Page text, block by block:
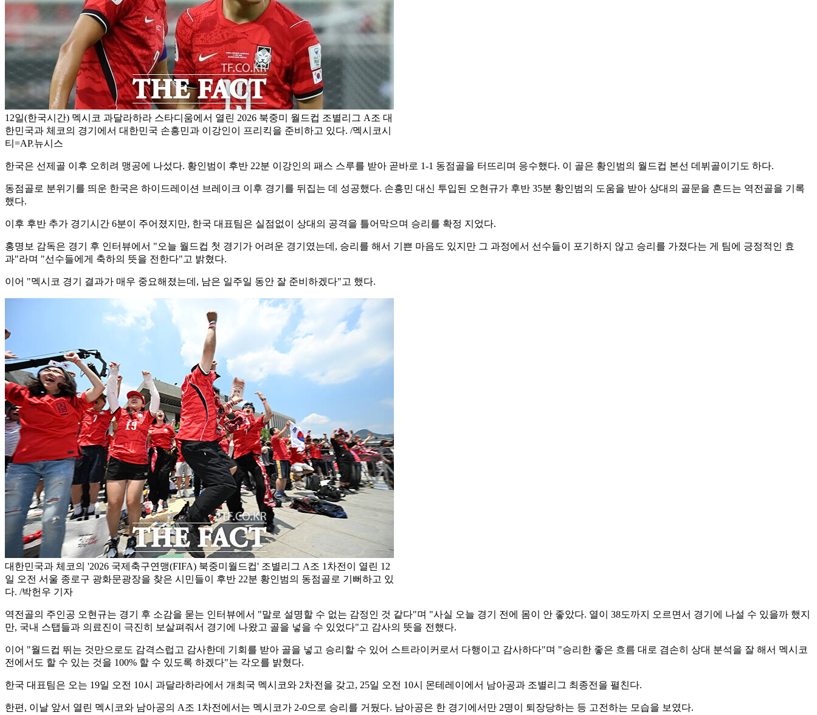
12일(한국시간) 멕시코 과달라하라 스타디움에서 열린 2026 북중미 월드컵 조별리그 A조 대
한민국과 체코의 경기에서 대한민국 손흥민과 이강인이 프리킥을 준비하고 있다. /멕시코시
티=AP.뉴시스
한국은 선제골 이후 오히려 맹공에 나섰다. 황인범이 후반 22분 이강인의 패스 스루를 받아 곧바로 1-1 동점골을 터뜨리며 응수했다. 이 골은 황인범의 월드컵 본선 데뷔골이기도 하다.
동점골로 분위기를 띄운 한국은 하이드레이션 브레이크 이후 경기를 뒤집는 데 성공했다. 손흥민 대신 투입된 오현규가 후반 35분 황인범의 도움을 받아 상대의 골문을 흔드는 역전골을 기록
했다.
이후 후반 추가 경기시간 6분이 주어졌지만, 한국 대표팀은 실점없이 상대의 공격을 틀어막으며 승리를 확정 지었다.
홍명보 감독은 경기 후 인터뷰에서 "오늘 월드컵 첫 경기가 어려운 경기였는데, 승리를 해서 기쁜 마음도 있지만 그 과정에서 선수들이 포기하지 않고 승리를 가졌다는 게 팀에 긍정적인 효
과"라며 "선수들에게 축하의 뜻을 전한다"고 밝혔다.
이어 "멕시코 경기 결과가 매우 중요해졌는데, 남은 일주일 동안 잘 준비하겠다"고 했다.
대한민국과 체코의 '2026 국제축구연맹(FIFA) 북중미월드컵' 조별리그 A조 1차전이 열린 12
일 오전 서울 종로구 광화문광장을 찾은 시민들이 후반 22분 황인범의 동점골로 기뻐하고 있
다. /박헌우 기자
역전골의 주인공 오현규는 경기 후 소감을 묻는 인터뷰에서 "말로 설명할 수 없는 감정인 것 같다"며 "사실 오늘 경기 전에 몸이 안 좋았다. 열이 38도까지 오르면서 경기에 나설 수 있을까 했지
만, 국내 스탭들과 의료진이 극진히 보살펴줘서 경기에 나왔고 골을 넣을 수 있었다"고 감사의 뜻을 전했다.
이어 "월드컵 뛰는 것만으로도 감격스럽고 감사한데 기회를 받아 골을 넣고 승리할 수 있어 스트라이커로서 다행이고 감사하다"며 "승리한 좋은 흐름 대로 겸손히 상대 분석을 잘 해서 멕시코
전에서도 할 수 있는 것을 100% 할 수 있도록 하겠다"는 각오를 밝혔다.
한국 대표팀은 오는 19일 오전 10시 과달라하라에서 개최국 멕시코와 2차전을 갖고, 25일 오전 10시 몬테레이에서 남아공과 조별리그 최종전을 펼친다.
한편, 이날 앞서 열린 멕시코와 남아공의 A조 1차전에서는 멕시코가 2-0으로 승리를 거뒀다. 남아공은 한 경기에서만 2명이 퇴장당하는 등 고전하는 모습을 보였다.